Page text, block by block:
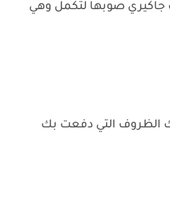
صوبها لتكمل وهي
الظروف التي دفعت بك